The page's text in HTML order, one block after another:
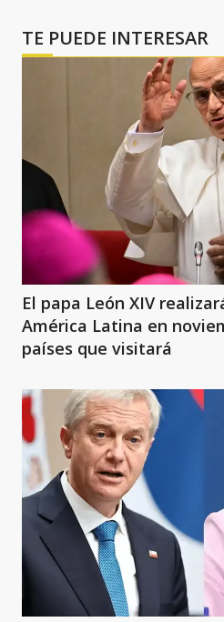
TE PUEDE INTERESAR
El papa León XIV
América Latina en
países que visitará